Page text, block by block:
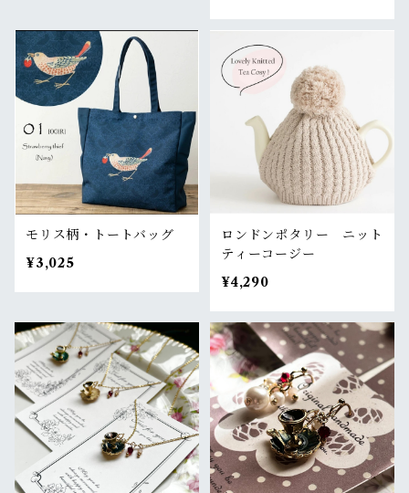
モリス柄・トートバッグ
¥3,025
ロンドンポタリー ニット
ティーコージー
¥4,290